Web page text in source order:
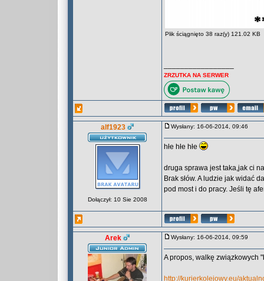
Plik ściągnięto 38 raz(y) 121.02 KB
ZRZUTKA NA SERWER
alf1923
Dołączył: 10 Sie 2008
Wysłany: 16-06-2014, 09:46
hłe hłe hłe
druga sprawa jest taka,jak ci
Brak słów. A ludzie jak widać
pod most i do pracy. Jeśli tę
Arek Wysłany: 16-06-2014, 09:59
A propos, walkę związkowych
http://kurierkolejowy.eu/